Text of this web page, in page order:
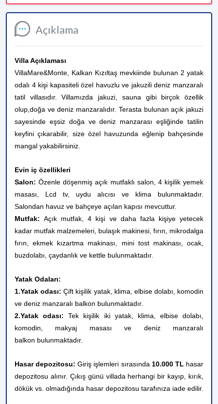
Açıklama
Villa Açıklaması
VillaMare&Monte , Kalkan Kızıltaş mevkiinde bulunan 2 yatak
odalı 4 kişi kapasiteli özel havuzlu ve jakuzili deniz manzaralı
tatil villasıdır. Villamızda jakuzi, sauna gibi birçok özellik
olup, doğa ve deniz manzaralıdır. Terasta bulunan açık jakuzi
sayesinde eşsiz doğa ve deniz manzarası eşliğinde tatilin
keyfini çıkarabilir, size özel havuzunda eğlenip bahçesinde
mangal yakabilirsiniz.
Evin iç özellikleri
Salon:Özenle döşenmiş açık mutfaklı salon, 4 kişilik yemek
masası, Lcd tv, uydu alıcısı ve klima bulunmaktadır.
Salondan havuz ve bahçeye açılan kapısı mevcuttur.
Mutfak:Açık mutfak, 4 kişi ve daha fazla kişiye yetecek
kadar mutfak malzemeleri, bulaşık makinesi, fırın, mikrodalga
fırın, ekmek kızartma makinası, mini tost makinası, ocak,
buzdolabı, çaydanlık ve kettle bulunmaktadır.
Yatak Odaları:
1.Yatak odası:Çift kişilik yatak, klima, elbise dolabı, komodin
ve deniz manzaralı balkon bulunmaktadır.
2.Yatak odası:Tek kişilik iki yatak, klima, elbise dolabı,
komodin, makyaj masası ve deniz manzaralı
balkon bulunmaktadır.
Hasar depozitosu:Giriş işlemleri sırasında 10.000 TL hasar
depozitosu alınır. Çıkış günü villada herhangi bir kayıp, kırık,
dökük vs. olmadığında hasar depozitosu tarafınıza iade edilir.